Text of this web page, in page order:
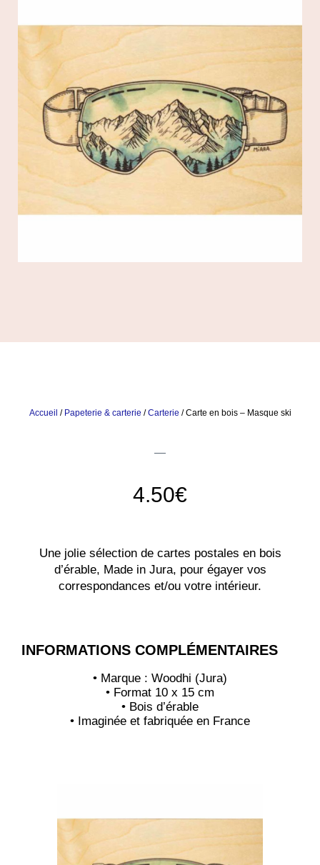
Accueil / Papeterie & carterie /Carterie / Carte en bois – Masque ski
4.50€
Une jolie sélection de cartes postales en bois
d’érable, Made in Jura, pour égayer vos
correspondances et/ou votre intérieur.
INFORMATIONS COMPLÉMENTAIRES
• Marque : Woodhi (Jura)
• Format 10 x 15 cm
• Bois d’érable
• Imaginée et fabriquée en France